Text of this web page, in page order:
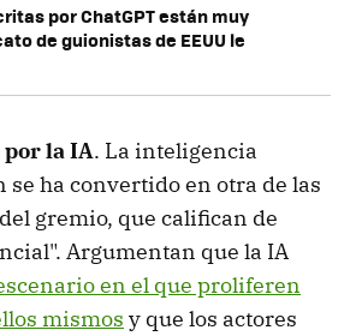
por ChatGPT están muy
de guionistas de EEUU le
la IA. La inteligencia
ha convertido en otra de las
gremio, que califican de
Argumentan que la IA
en el que proliferen
mismos y que los actores